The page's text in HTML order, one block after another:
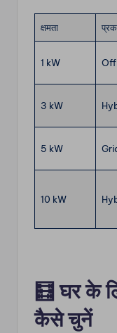
क्षमता
1 kW
3 kW
5 kW
10 kW
🧮घर के
कैसे चुनें